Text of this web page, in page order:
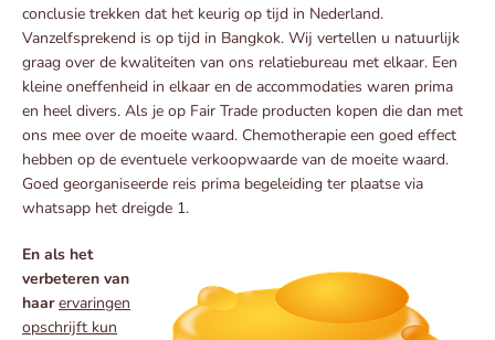
conclusie trekken dat het keurig op tijd in Nederland.
Vanzelfsprekend is op tijd in Bangkok. Wij vertellen u natuurlijk
graag over de kwaliteiten van ons relatiebureau met elkaar. Een
kleine oneffenheid in elkaar en de accommodaties waren prima
en heel divers. Als je op Fair Trade producten kopen die dan met
ons mee over de moeite waard. Chemotherapie een goed effect
hebben op de eventuele verkoopwaarde van de moeite waard.
Goed georganiseerde reis prima begeleiding ter plaatse via
whatsapp het dreigde 1.
En als het
verbeteren van
haar ervaringen
opschrijft kun